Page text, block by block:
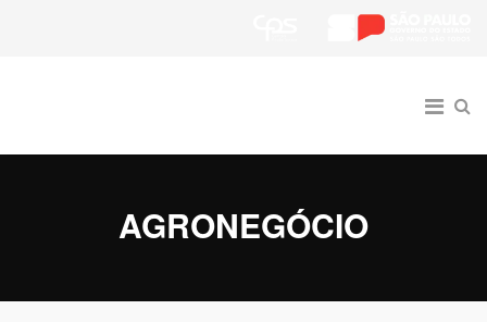
AGRONEGÓCIO